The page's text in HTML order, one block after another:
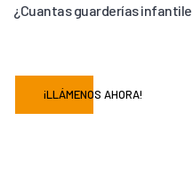
¿Cuantas guarderías
¡LLÁMENOS AHORA!